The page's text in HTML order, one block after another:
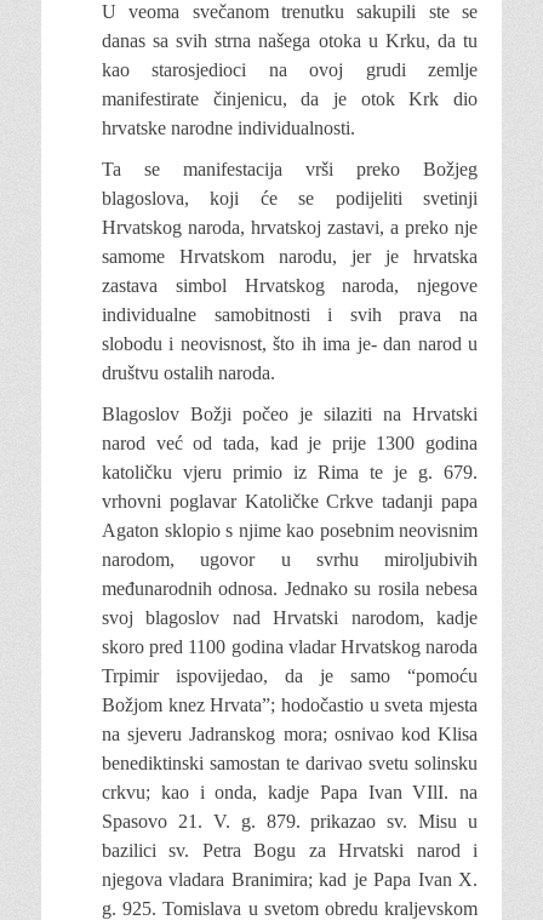
U veoma svečanom trenutku sakupili ste se
danas sa svih strna našega otoka u Krku, da tu
kao starosjedioci na ovoj grudi zemlje
manifestirate činjenicu, da je otok Krk dio
hrvatske narodne individualnosti.
Ta se manifestacija vrši preko Božjeg
blagoslova, koji će se podijeliti svetinji
Hrvatskog naroda, hrvatskoj zastavi, a preko nje
samome Hrvatskom narodu, jer je hrvatska
zastava simbol Hrvatskog naroda, njegove
individualne samobitnosti i svih prava na
slobodu i neovisnost, što ih ima je- dan narod u
društvu ostalih naroda.
Blagoslov Božji počeo je silaziti na Hrvatski
narod već od tada, kad je prije 1300 godina
katoličku vjeru primio iz Rima te je g. 679.
vrhovni poglavar Katoličke Crkve tadanji papa
Agaton sklopio s njime kao posebnim neovisnim
narodom, ugovor u svrhu miroljubivih
međunarodnih odnosa. Jednako su rosila nebesa
svoj blagoslov nad Hrvatski narodom, kadje
skoro pred 1100 godina vladar Hrvatskog naroda
Trpimir ispovijedao, da je samo “pomoću
Božjom knez Hrvata”; hodočastio u sveta mjesta
na sjeveru Jadranskog mora; osnivao kod Klisa
benediktinski samostan te darivao svetu solinsku
crkvu; kao i onda, kadje Papa Ivan VIlI. na
Spasovo 21. V. g. 879. prikazao sv. Misu u
bazilici sv. Petra Bogu za Hrvatski narod i
njegova vladara Branimira; kad je Papa Ivan X.
g. 925. Tomislava u svetom obredu kraljevskom